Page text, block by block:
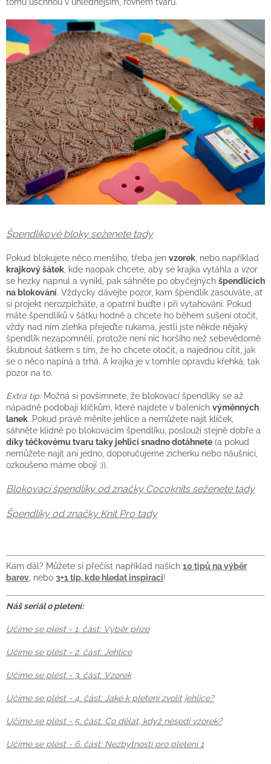
tomu uschnou v úhlednějším, rovném tvaru.
Špendlíkové bloky seženete tady
Pokud blokujete něco menšího, třeba jen vzorek , nebo například
krajkový šátek , kde naopak chcete, aby se krajka vytáhla a vzor
se hezky napnul a vynikl, pak sáhněte po obyčejných špendlících
na blokování. Vždycky dávejte pozor, kam špendlík zasouváte, ať
si projekt nerozpícháte, a opatrní buďte i při vytahování. Pokud
máte špendlíků v šátku hodně a chcete ho během sušení otočit,
vždy nad ním zlehka přejeďte rukama, jestli jste někde nějaký
špendlík nezapomněli, protože není nic horšího než sebevědomě
škubnout šátkem s tím, že ho chcete otočit, a najednou cítit, jak
se o něco napíná a trhá. A krajka je v tomhle opravdu křehká, tak
pozor na to.
Extra tip: Možná si povšimnete, že blokovací špendlíky se až
nápadně podobají klíčkům, které najdete v baleních výměnných
lanek. Pokud právě měníte jehlice a nemůžete najít klíček,
sáhněte klidně po blokovacím špendlíku, poslouží stejně dobře a
díky téčkovému tvaru taky jehlici snadno dotáhnete (a pokud
nemůžete najít ani jedno, doporučujeme zicherku nebo náušnici,
ozkoušeno máme obojí :)).
Blokovací špendlíky od značky Cocoknits seženete tady
Špendlíky od značky Knit Pro tady
Kam dál? Můžete si přečíst například našich 10 tipů na výběr
barev , nebo 3+1 tip, kde hledat inspiraci!
Náš seriál o pletení:
Učíme se plést - 1. část: Výběr příze
Učíme se plést - 2. část: Jehlice
Učíme se plést - 3. část: Vzorek
Učíme se plést - 4. část: Jaké k pletení zvolit jehlice?
Učíme se plést - 5. část: Co dělat, když nesedí vzorek?
Učíme se plést - 6. část: Nezbytnosti pro pletení 1